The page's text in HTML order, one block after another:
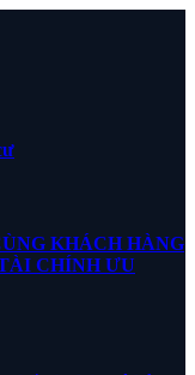
KHÁCH HÀNG
CHÍNH ƯU